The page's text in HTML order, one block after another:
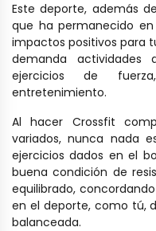
Este deporte, además
que ha permanecido
impactos positivos para
demanda actividades
ejercicios de
entretenimiento.
Al hacer Crossfit
variados, nunca nada
ejercicios dados en el
buena condición de
equilibrado,
en el deporte, como tú,
balanceada.